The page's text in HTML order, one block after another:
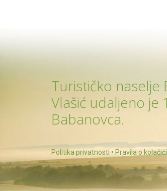
Turističko naselje
Vlašić udaljeno je
Babanovca.
Politika privatnosti • Pravila o